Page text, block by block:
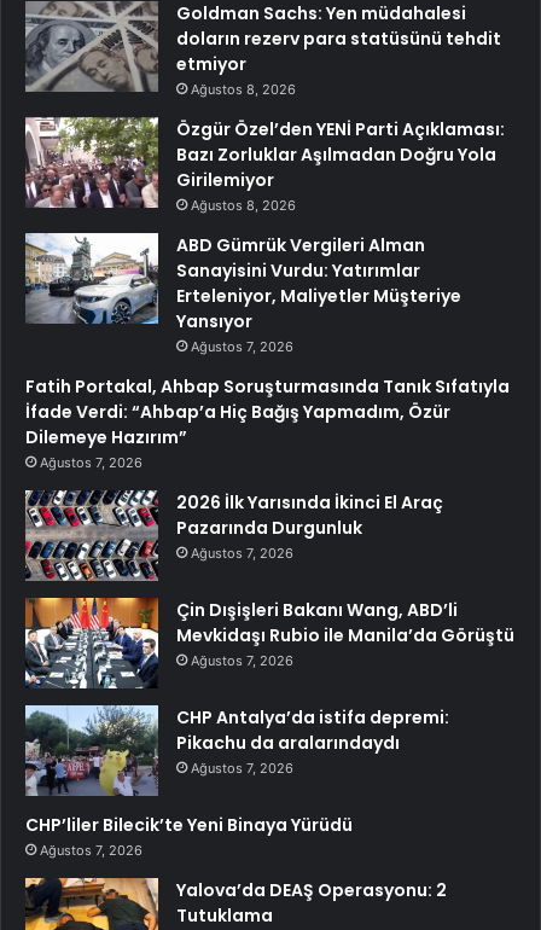
Goldman Sachs: Yen müdahalesi
doların rezerv para statüsünü tehdit
etmiyor
Ağustos 8, 2026
Özgür Özel’den YENİ Parti Açıklaması:
Bazı Zorluklar Aşılmadan Doğru Yola
Girilemiyor
Ağustos 8, 2026
ABD Gümrük Vergileri Alman
Sanayisini Vurdu: Yatırımlar
Erteleniyor, Maliyetler Müşteriye
Yansıyor
Ağustos 7, 2026
Fatih Portakal, Ahbap Soruşturmasında Tanık Sıfatıyla
İfade Verdi: “Ahbap’a Hiç Bağış Yapmadım, Özür
Dilemeye Hazırım”
Ağustos 7, 2026
2026 İlk Yarısında İkinci El Araç
Pazarında Durgunluk
Ağustos 7, 2026
Çin Dışişleri Bakanı Wang, ABD’li
Mevkidaşı Rubio ile Manila’da Görüştü
Ağustos 7, 2026
CHP Antalya’da istifa depremi:
Pikachu da aralarındaydı
Ağustos 7, 2026
CHP’liler Bilecik’te Yeni Binaya Yürüdü
Ağustos 7, 2026
Yalova’da DEAŞ Operasyonu: 2
Tutuklama